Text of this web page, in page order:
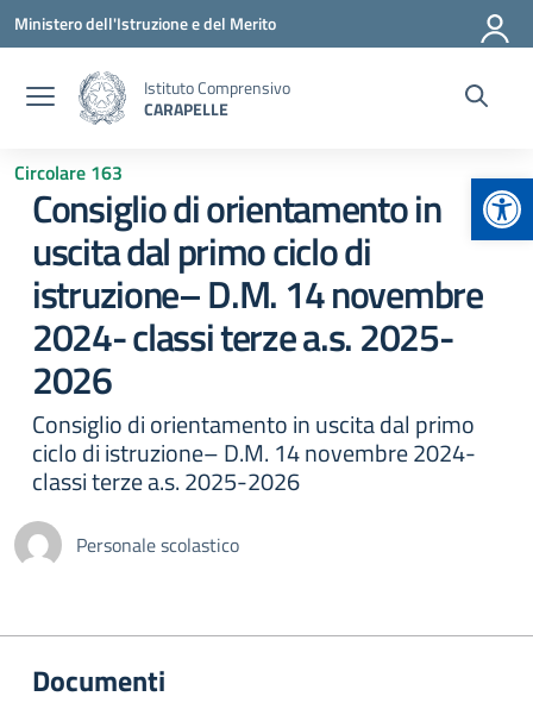
Vai ai contenuti
Vai al menu di navigazione
Vai al footer
Ministero dell'Istruzione e del Merito
Istituto Comprensivo
CARAPELLE
Circolare 163
Consiglio di orientamento in
uscita dal primo ciclo di
istruzione– D.M. 14 novembre
2024- classi terze a.s. 2025-
2026
Consiglio di orientamento in uscita dal primo
ciclo di istruzione– D.M. 14 novembre 2024-
classi terze a.s. 2025-2026
Personale scolastico
Documenti